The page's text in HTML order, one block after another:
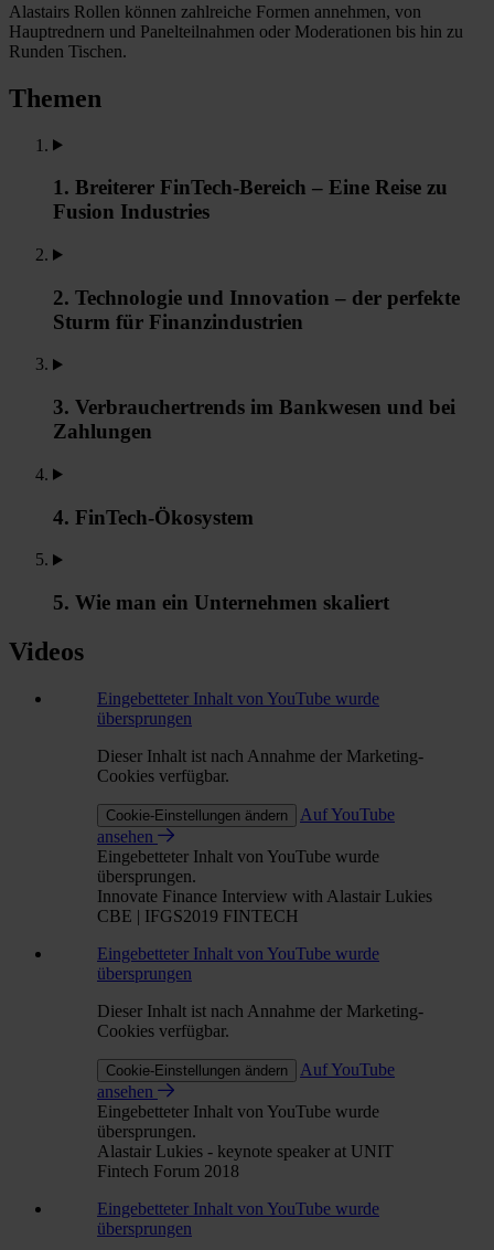
Alastairs Rollen können zahlreiche Formen annehmen, von
Hauptrednern und Panelteilnahmen oder Moderationen bis hin zu
Runden Tischen.
Themen
1. Breiterer FinTech-Bereich – Eine Reise zu
Fusion Industries
2. Technologie und Innovation – der perfekte
Sturm für Finanzindustrien
3. Verbrauchertrends im Bankwesen und bei
Zahlungen
4. FinTech-Ökosystem
5. Wie man ein Unternehmen skaliert
Videos
Eingebetteter Inhalt von YouTube wurde
übersprungen
Dieser Inhalt ist nach Annahme der Marketing-
Cookies verfügbar.
Cookie-Einstellungen ändern
Auf YouTube
ansehen
Eingebetteter Inhalt von YouTube wurde
übersprungen.
Innovate Finance Interview with Alastair Lukies
CBE | IFGS2019 FINTECH
Eingebetteter Inhalt von YouTube wurde
übersprungen
Dieser Inhalt ist nach Annahme der Marketing-
Cookies verfügbar.
Cookie-Einstellungen ändern
Auf YouTube
ansehen
Eingebetteter Inhalt von YouTube wurde
übersprungen.
Alastair Lukies - keynote speaker at UNIT
Fintech Forum 2018
Eingebetteter Inhalt von YouTube wurde
übersprungen